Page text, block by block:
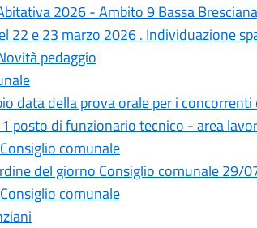
2026 - Ambito 9 Bassa
22 e 23 marzo 2026 . Individuazione
pedaggio
data della prova orale per i
posto di funzionario tecnico - area
comunale
del giorno Consiglio comunale 29/
comunale